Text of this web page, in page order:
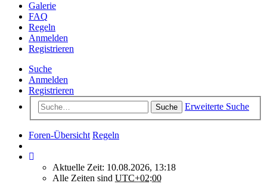
Galerie
FAQ
Regeln
Anmelden
Registrieren
Suche
Anmelden
Registrieren
Suche Erweiterte Suche
Foren-Übersicht Regeln
Aktuelle Zeit: 10.08.2026, 13:18
Alle Zeiten sind UTC+02:00